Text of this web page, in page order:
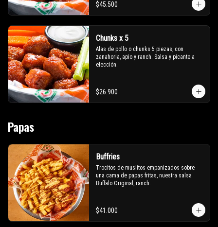
$45.500
Chunks x 5
Alas de pollo o chunks 5 piezas, con
zanahoria, apio y ranch. Salsa y picante a
elección.
$26.900
Papas
Buffries
Trocitos de muslitos empanizados sobre
una cama de papas fritas, nuestra salsa
Buffalo Original, ranch.
$41.000